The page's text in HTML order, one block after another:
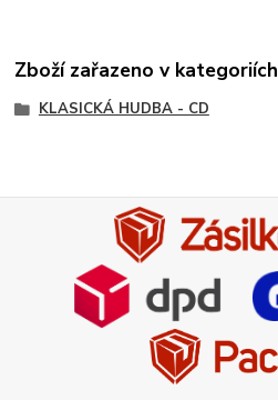
Zboží zařazeno v kategoriích
KLASICKÁ HUDBA - CD